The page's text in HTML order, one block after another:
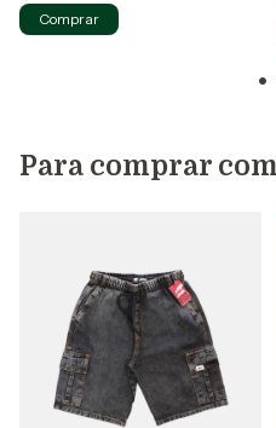
Comprar
Para comprar